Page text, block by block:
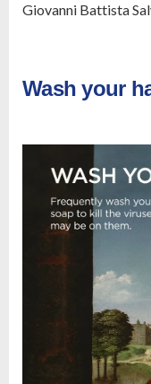
Giovanni Battista
Wash your